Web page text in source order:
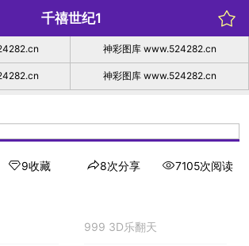
千禧世纪1
神彩图库 www.524282.cn
神彩图库 www.524282.cn
9收藏 8次分享 7105次阅读
999 3D乐翻天